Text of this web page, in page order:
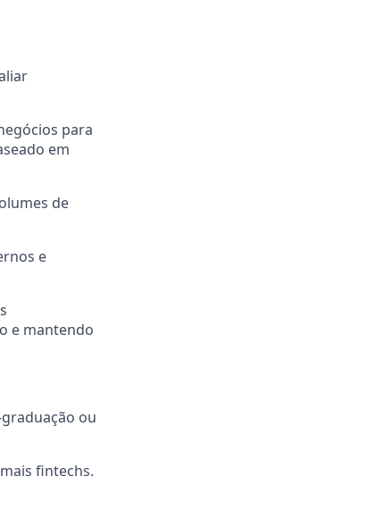
para
em
de
e
e mantendo
ou
fintechs.